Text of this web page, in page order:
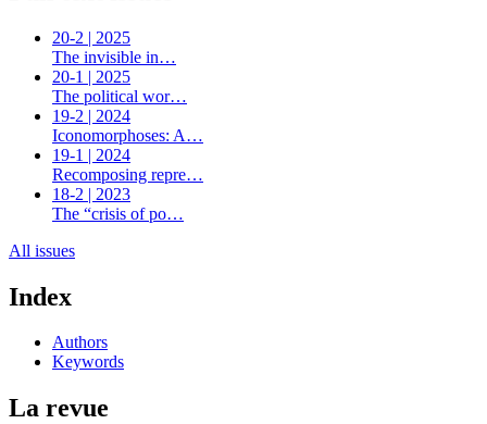
20-2 | 2025
The invisible in…
20-1 | 2025
The political wor…
19-2 | 2024
Iconomorphoses: A…
19-1 | 2024
Recomposing repre…
18-2 | 2023
The “crisis of po…
All issues
Index
Authors
Keywords
La revue